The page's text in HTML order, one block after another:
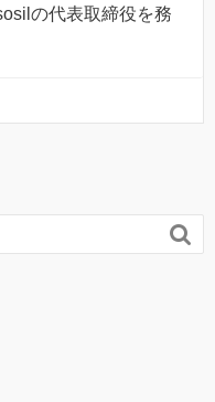
の代表取締役を務
